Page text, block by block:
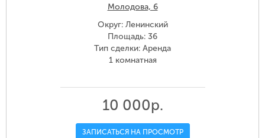
Молодова, 6
Округ: Ленинский
Площадь: 36
Тип сделки: Аренда
1 комнатная
10 000р.
ЗАПИСАТЬСЯ НА ПРОСМОТР